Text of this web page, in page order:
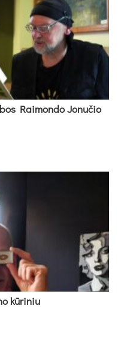
Rai­mon­do Jo­nu­čio
kū­ri­niu